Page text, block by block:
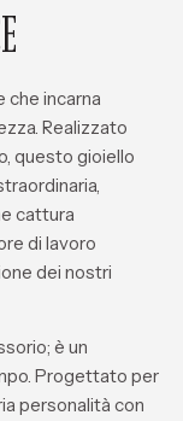
che incarna
Realizzato
questo gioiello
cattura
di lavoro
dei nostri
è un
Progettato per
personalità con